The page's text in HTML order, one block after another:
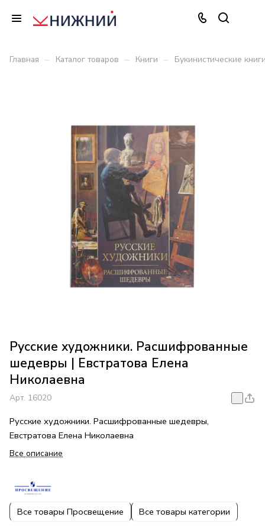
Главная – Каталог товаров – Книги – Букинистические
Русские художники. Расшифрованные
шедевры | Евстратова Елена
Николаевна
Арт. 16020
Русские художники. Расшифрованные шедевры,
Евстратова Елена Николаевна
Все описание
Все товары Просвещение Все товары категории